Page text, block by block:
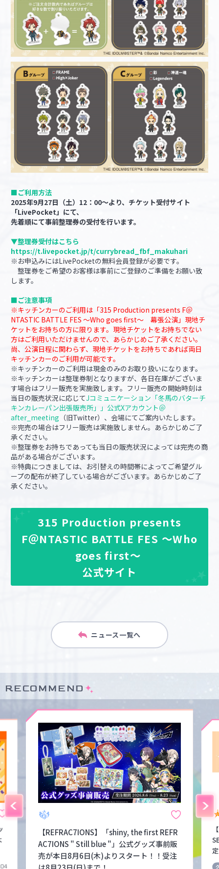
■ご利用方法
2025年9月27日（土）12：00～より、チケット受付サイト
「LivePocket」にて、
先着順にて事前整理券の受付を行います。
▼整理券受付はこちら
https://t.livepocket.jp/t/currybread_fbf_makuhari
※お申込みにはLivePocketの無料会員登録が必要です。
整理券をご希望のお客様は事前にご登録のご準備をお願い致
します。
■ご注意事項
※キッチンカーのご利用は「315 Production presents F＠
NTASTIC BATTLE FES ～Who goes first～ 幕張公演」現地チ
ケットをお持ちの方に限ります。現地チケットをお持ちでない
方はご利用いただけませんので、あらかじめご了承ください。
尚、公演日程に関わらず、現地チケットをお持ちであれば両日
キッチンカーのご利用が可能です。
※キッチンカーのご利用は現金のみのお取り扱いになります。
※キッチンカーは整理券制となりますが、各日在庫がございま
す場合はフリー販売を実施致します。フリー販売の開始時刻は
当日の販売状況に応じてJコミュニケーション「冬馬のバターチ
キンカレーパン出張販売所」」公式Xアカウント＠
after_meeting （旧Twitter）、会場にてご案内いたします。
※完売の場合はフリー販売は実施致しません。あらかじめご了
承ください。
※整理券をお持ちであっても当日の販売状況によっては完売の商
品がある場合がございます。
※特典につきましては、お引替えの時間帯によってご希望グル
ープの配布が終了している場合がございます。あらかじめご了
承ください。
315 Production presents
F＠NTASTIC BATTLE FES ～Who
goes first～
公式サイト
ニュース一覧へ
RECOMMEND
【REFRAC7IONS】「shiny, the first REFR
AC7IONS " Still blue "」公式グッズ事前販
売が本日8月6日(木)よりスタート！！受注